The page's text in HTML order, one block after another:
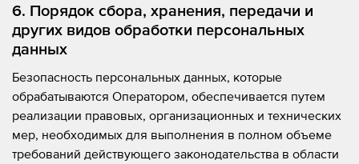
6. Порядок сбора, хранения, передачи и
других видов обработки персональных
данных
Безопасность персональных данных, которые
обрабатываются Оператором, обеспечивается путем
реализации правовых, организационных и технических
мер, необходимых для выполнения в полном объеме
требований действующего законодательства в области